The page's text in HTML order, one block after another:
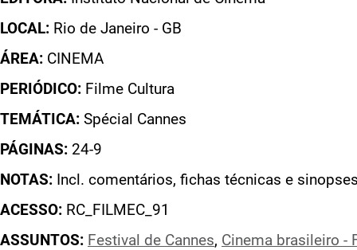
LOCAL: Rio de Janeiro - GB
ÁREA: CINEMA
PERIÓDICO: Filme Cultura
TEMÁTICA: Spécial Cannes
PÁGINAS: 24-9
NOTAS: Incl. comentários, fichas técnicas e
ACESSO: RC_FILMEC_91
ASSUNTOS: Festival de Cannes, Cinema brasileiro -